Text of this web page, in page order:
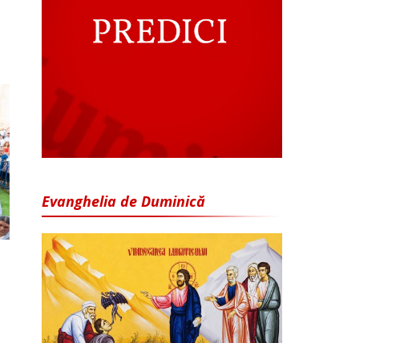
Evanghelia de Duminică